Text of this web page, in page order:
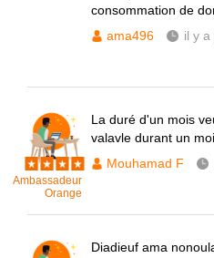
consommation de
ama496
il y a
Ambassadeur
Orange
La duré d'un mois
valavle durant un
Mouhamad F
Diadieuf ama